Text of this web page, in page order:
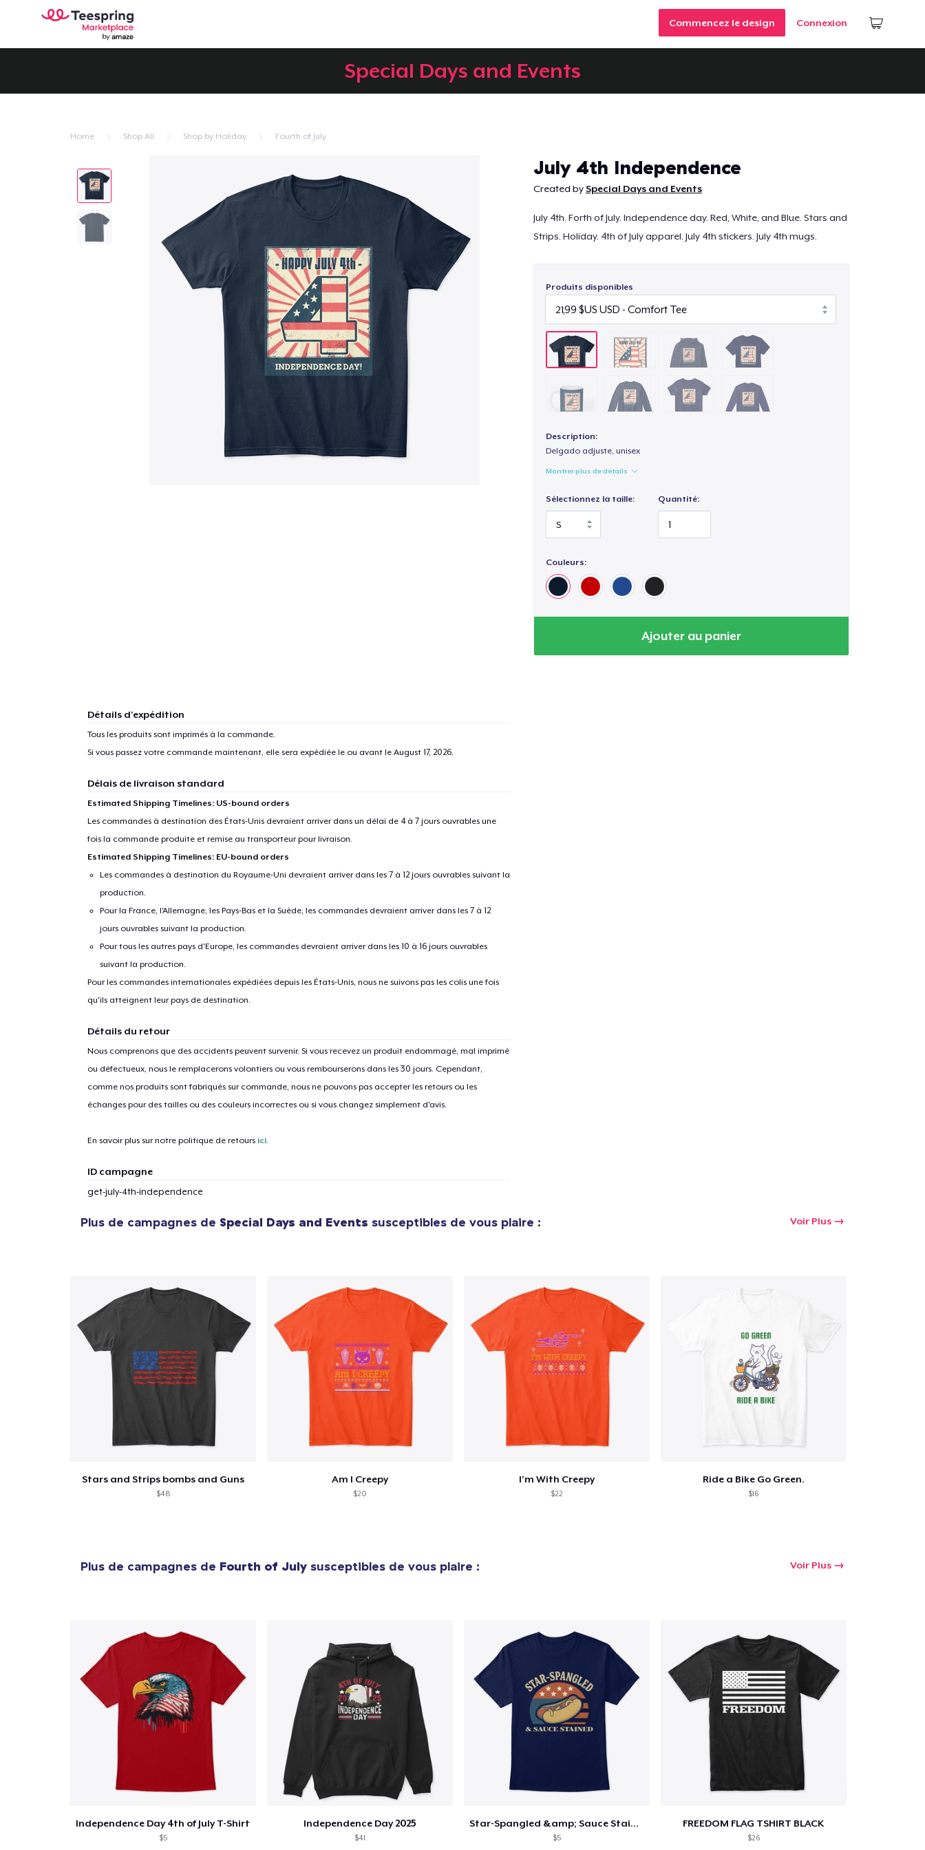
Commencez le design Connexion
Special Days and Events
Home Shop All Shop by Holiday Fourth of July
July 4th Independence
Created bySpecial Days and Events
July 4th. Forth of July. Independence day. Red, White, and Blue. Stars and
Strips. Holiday. 4th of July apparel. July 4th stickers. July 4th mugs.
Produits disponibles
Description:
Delgado adjuste, unisex
Montrer plus de détails
Sélectionnez la taille: Quantité:
Couleurs:
Ajouter au panier
Détails d'expédition
Tous les produits sont imprimés à la commande.
Si vous passez votre commande maintenant, elle sera expédiée le ou avant le August 17, 2026.
Délais de livraison standard
Estimated Shipping Timelines: US-bound orders
Les commandes à destination des États-Unis devraient arriver dans un délai de 4 à 7 jours ouvrables une
fois la commande produite et remise au transporteur pour livraison.
Estimated Shipping Timelines: EU-bound orders
Les commandes à destination du Royaume-Uni devraient arriver dans les 7 à 12 jours ouvrables suivant la
production.
Pour la France, l'Allemagne, les Pays-Bas et la Suède, les commandes devraient arriver dans les 7 à 12
jours ouvrables suivant la production.
Pour tous les autres pays d'Europe, les commandes devraient arriver dans les 10 à 16 jours ouvrables
suivant la production.
Pour les commandes internationales expédiées depuis les États-Unis, nous ne suivons pas les colis une fois
qu'ils atteignent leur pays de destination.
Détails du retour
Nous comprenons que des accidents peuvent survenir. Si vous recevez un produit endommagé, mal imprimé
ou défectueux, nous le remplacerons volontiers ou vous rembourserons dans les 30 jours. Cependant,
comme nos produits sont fabriqués sur commande, nous ne pouvons pas accepter les retours ou les
échanges pour des tailles ou des couleurs incorrectes ou si vous changez simplement d'avis.
En savoir plus sur notre politique de retours ici.
ID campagne
get-july-4th-independence
Plus de campagnes de Special Days and Events susceptibles de vous plaire : Voir Plus
Stars and Strips bombs and Guns
$48
Am I Creepy
$20
I'm With Creepy
$22
Ride a Bike Go Green.
$16
Plus de campagnes de Fourth of July susceptibles de vous plaire : Voir Plus
Independence Day 4th of July T-Shirt
$5
Independence Day 2025
$41
Star-Spangled &amp; Sauce Stained
$5
FREEDOM FLAG TSHIRT BLACK
$26
1article ajouté au Panier
Unisex Classic Pullover Hoodie
37,99 $US
Classic Crew Neck T-Shirt
19,99 $US
Unisex Classic Crewneck Sweatshirt
Women's Classic Tee
28,99 $US